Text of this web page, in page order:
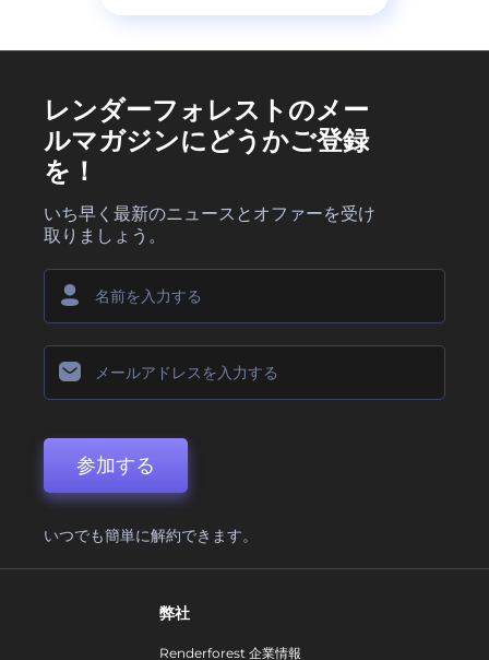
レンダーフォレストのメー
ルマガジンにどうかご登録
を！
いち早く最新のニュースとオファーを受け
取りましょう。
参加する
いつでも簡単に解約できます。
弊社
Renderforest 企業情報